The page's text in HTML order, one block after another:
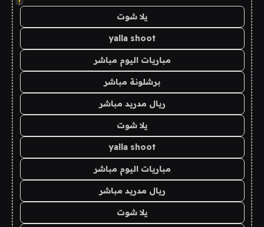
يلا شوت
yalla shoot
مباريات اليوم مباشر
برشلونة مباشر
ريال مدريد مباشر
يلا شوت
yalla shoot
مباريات اليوم مباشر
ريال مدريد مباشر
يلا شوت